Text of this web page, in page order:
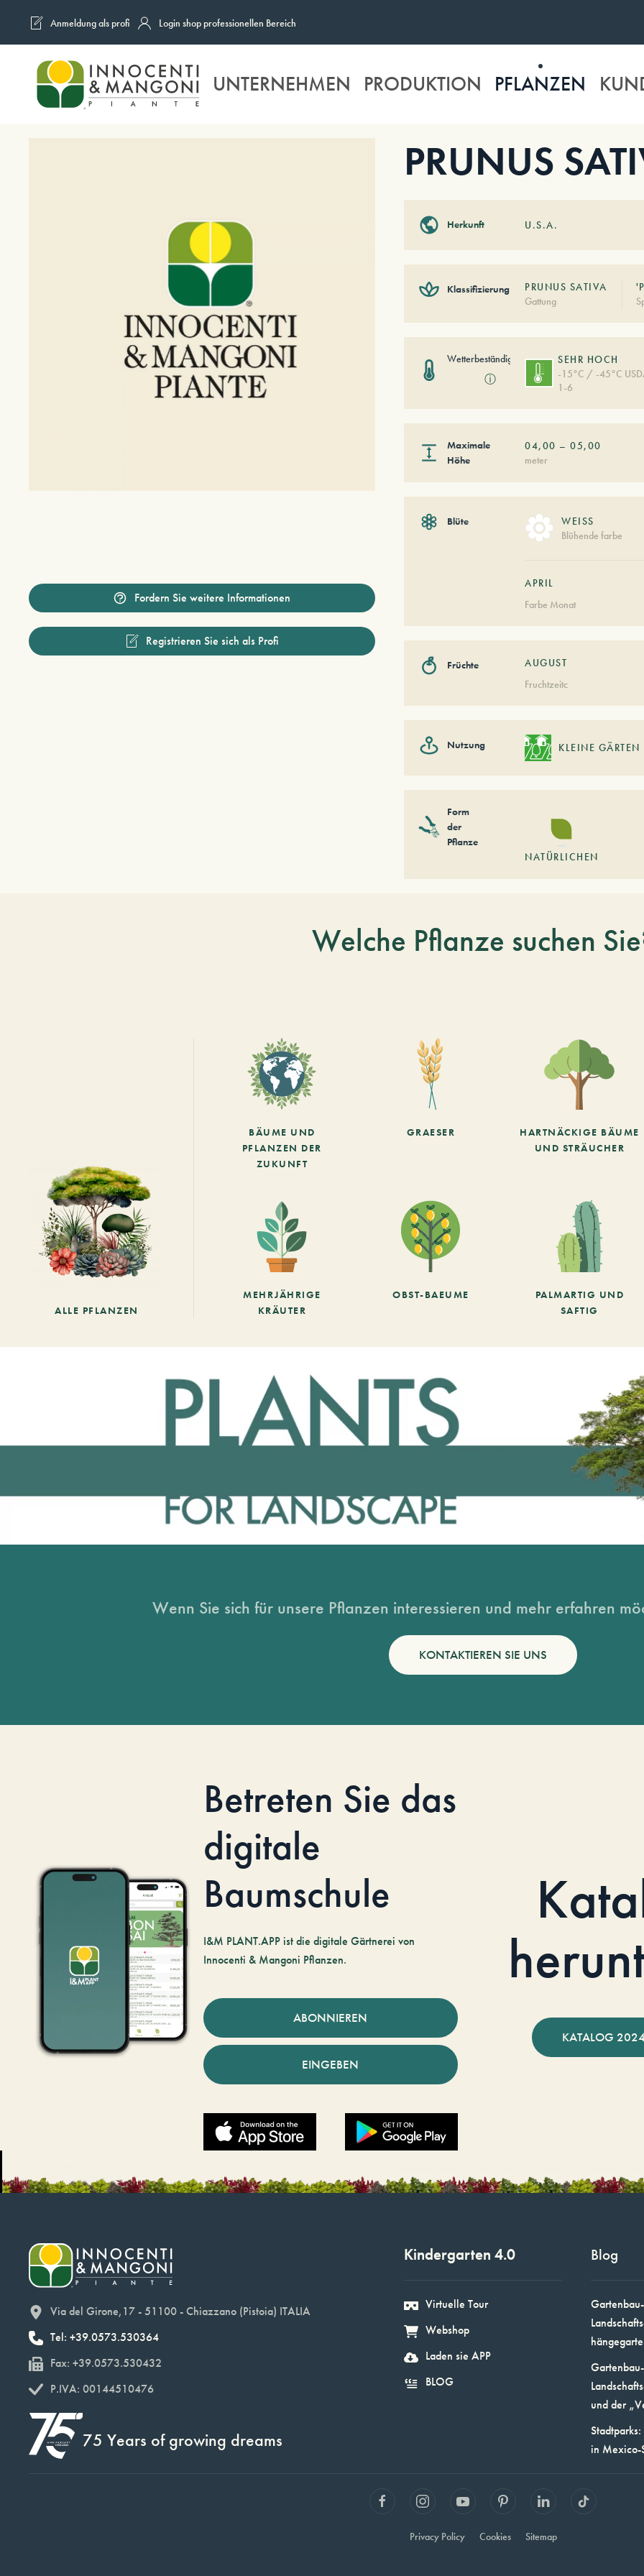
Skip to main content
Anmeldung als profi Login shop professionellen Bereich
UNTERNEHMEN PRODUKTION PFLANZEN
Fordern Sie weitere Informationen
Registrieren Sie sich als Profi
PRUNUS
Herkunft U.S.A.
Klassifizierung
PRUNUS SATIVA
Gattung
Wetterbeständigkeit
ⓘ
SEHR HOCH
-15°C / -45°C
1-6
Maximale
Höhe
04,00 –05,00
meter
Blüte
WEISS
Blühende farbe
APRIL
Farbe Monat
Früchte
AUGUST
Fruchtzeitc
Nutzung KLEINE GÄRTEN
Form
der
Pflanze
NATÜRLICHEN
Welche Pflanze suchen
ALLE PFLANZEN
BÄUME UND
PFLANZEN DER
ZUKUNFT
GRAESER
HARTNÄCKIGE BÄUME
UND STRÄUCHER
MEHRJÄHRIGE
KRÄUTER
OBST-BAEUME
PALMARTIG UND
SAFTIG
Wenn Sie sich für unsere Pflanzen interessieren und mehr erfahren
KONTAKTIEREN SIE UNS
Betreten Sie das
digitale
Baumschule
I&M PLANT.APP ist die digitale Gärtnerei von
Innocenti & Mangoni Pflanzen.
ABONNIEREN
EINGEBEN
KATALOG
Via del Girone,17 - 51100 - Chiazzano (Pistoia) ITALIA
Tel: +39.0573.530364
Fax: +39.0573.530432
P.IVA: 00144510476
75 Years of growing dreams
Kindergarten 4.0
Virtuelle Tour
Webshop
Laden sie APP
BLOG
Blog
und der
in Mexico-
Privacy Policy Cookies Sitemap